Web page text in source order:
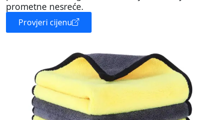
prometne nesreće.
Provjeri cijenu